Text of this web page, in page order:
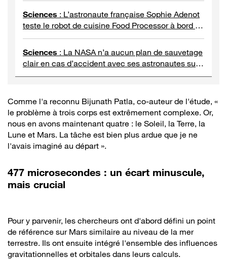
Sciences : L’astronaute française Sophie Adenot
teste le robot de cuisine Food Processor à bord de
l’ISS
Sciences : La NASA n’a aucun plan de sauvetage
clair en cas d’accident avec ses astronautes sur
la Lune
Comme l'a reconnu Bijunath Patla, co-auteur de l'étude, «
le problème à trois corps est extrêmement complexe. Or,
nous en avons maintenant quatre : le Soleil, la Terre, la
Lune et Mars. La tâche est bien plus ardue que je ne
l'avais imaginé au départ ».
477 microsecondes : un écart minuscule,
mais crucial
Pour y parvenir, les chercheurs ont d'abord défini un point
de référence sur Mars similaire au niveau de la mer
terrestre. Ils ont ensuite intégré l'ensemble des influences
gravitationnelles et orbitales dans leurs calculs.